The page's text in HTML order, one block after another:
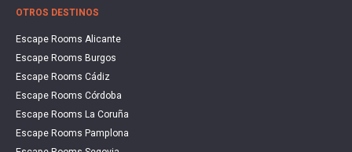
OTROS DESTINOS
Escape Rooms Alicante
Escape Rooms Burgos
Escape Rooms Cádiz
Escape Rooms Córdoba
Escape Rooms La Coruña
Escape Rooms Pamplona